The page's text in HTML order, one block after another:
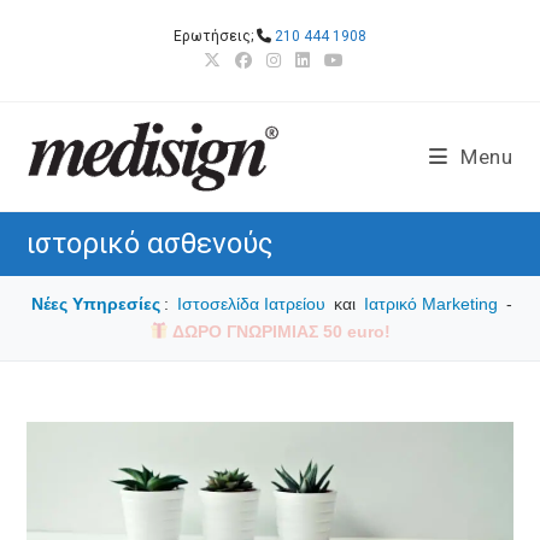
Ερωτήσεις; 210 444 1908
Menu
ιστορικό ασθενούς
Νέες Υπηρεσίες : Ιστοσελίδα Ιατρείου και Ιατρικό Marketing -
ΔΩΡΟ ΓΝΩΡΙΜΙΑΣ 50 euro!